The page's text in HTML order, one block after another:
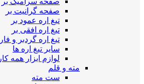
صفحه گرانیت بر
تیغ اره عمود بر
تیغ اره افقی بر
تیغ اره گردبر و
سایر تیغ اره ها
لوازم ابزار همه
مته و قلم
ست مته